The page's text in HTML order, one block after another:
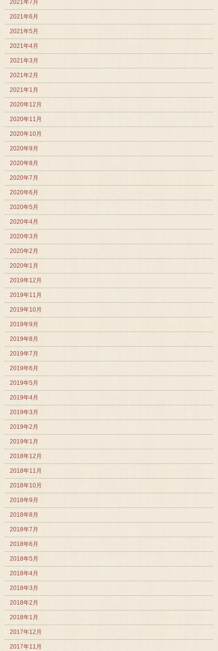
2021年7月
2021年6月
2021年5月
2021年4月
2021年3月
2021年2月
2021年1月
2020年12月
2020年11月
2020年10月
2020年9月
2020年8月
2020年7月
2020年6月
2020年5月
2020年4月
2020年3月
2020年2月
2020年1月
2019年12月
2019年11月
2019年10月
2019年9月
2019年8月
2019年7月
2019年6月
2019年5月
2019年4月
2019年3月
2019年2月
2019年1月
2018年12月
2018年11月
2018年10月
2018年9月
2018年8月
2018年7月
2018年6月
2018年5月
2018年4月
2018年3月
2018年2月
2018年1月
2017年12月
2017年11月